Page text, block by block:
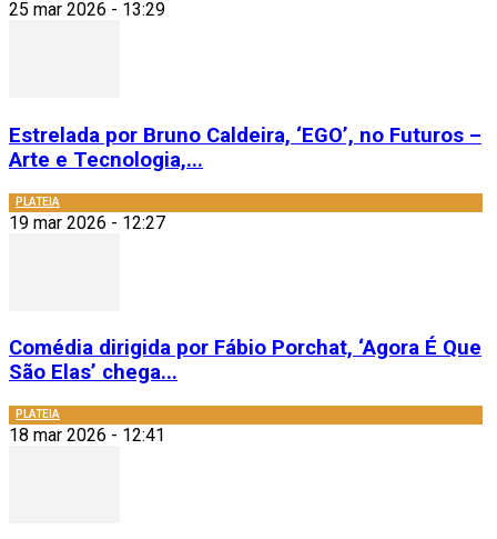
25 mar 2026 - 13:29
Estrelada por Bruno Caldeira, ‘EGO’, no Futuros –
Arte e Tecnologia,...
PLATEIA
19 mar 2026 - 12:27
Comédia dirigida por Fábio Porchat, ‘Agora É Que
São Elas’ chega...
PLATEIA
18 mar 2026 - 12:41